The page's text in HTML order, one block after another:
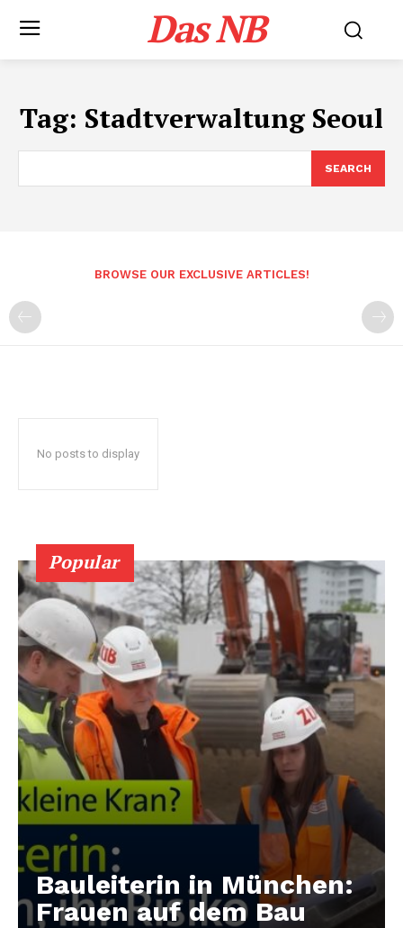
Das NB
Tag: Stadtverwaltung Seoul
SEARCH
BROWSE OUR EXCLUSIVE ARTICLES!
No posts to display
Popular
Bauleiterin in München:
Frauen auf dem Bau